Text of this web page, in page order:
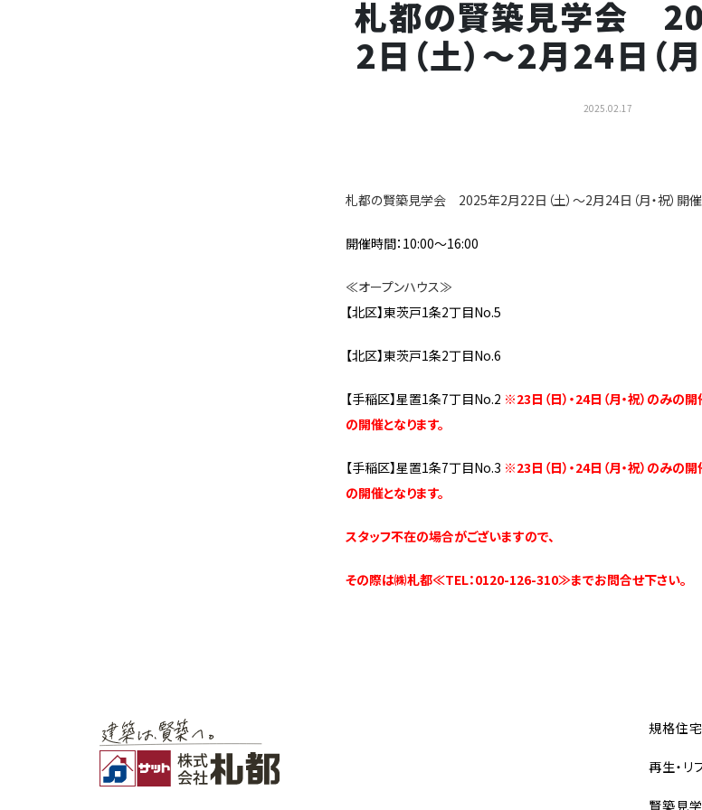
札都の賢築見学会
2日（土）～2月24日（月
2025.02.17
札都の賢築見学会 2025年2月22日（土）～2月24日（月・祝）開催
開催時間：10:00～16:00
≪オープンハウス≫
【北区】東茨戸1条2丁目No.5
【北区】東茨戸1条2丁目No.6
【手稲区】星置1条7丁目No.2 ※23日（日）・24日（月・祝）のみの
の開催となります。
【手稲区】星置1条7丁目No.3 ※23日（日）・24日（月・祝）のみの
の開催となります。
スタッフ不在の場合がございますので、
その際は㈱札都≪TEL：0120-126-310≫までお問合せ下さい。
規格住宅
再生・リ
賢築見